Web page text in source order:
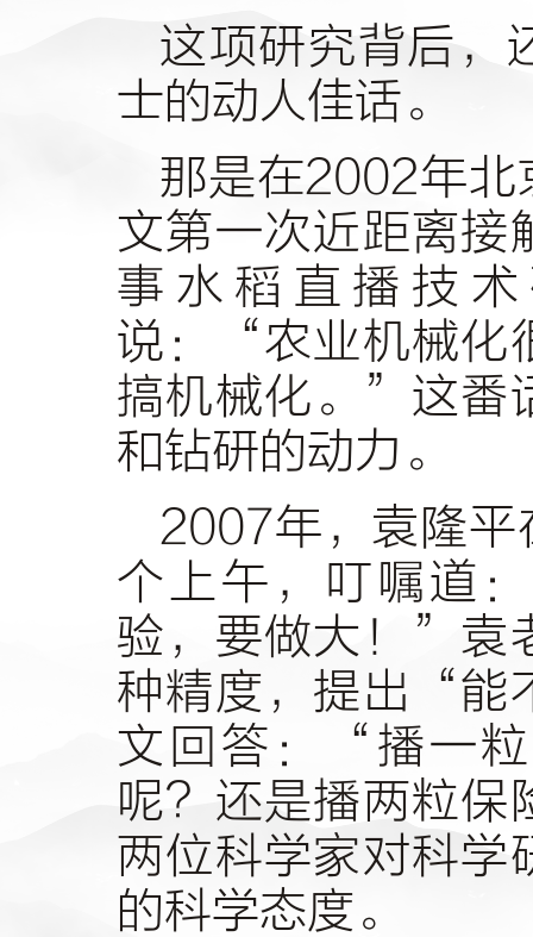
这项研究背后，
士的动人佳话。
那是在2002年北
文第一次近距离接
事水稻直播技
说：“农业机械化
搞机械化。”这番
和钻研的动力。
2007年，袁隆平
个上午，叮嘱道
验，要做大！”袁
种精度，提出“能
文回答：“播一
呢？还是播两粒
两位科学家对科学
的科学态度。